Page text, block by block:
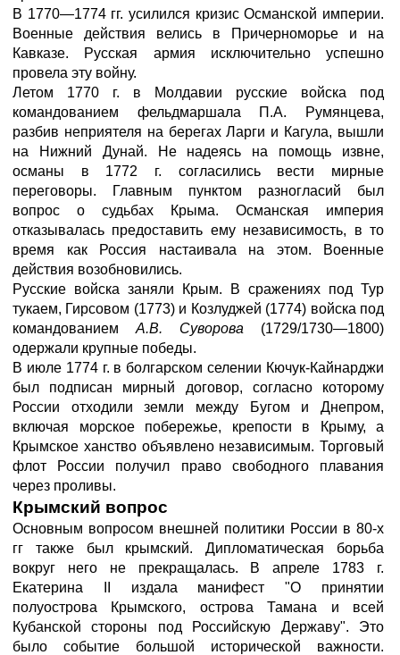
В 1770—1774 гг. усилился кризис Османской империи.
Военные действия велись в Причерноморье и на
Кавказе. Русская армия исключительно успешно
провела эту войну.
Летом 1770 г. в Молдавии русские войска под
командованием фельдмаршала П.А. Румянцева,
разбив неприятеля на берегах Ларги и Кагула, вышли
на Нижний Дунай. Не надеясь на помощь извне,
османы в 1772 г. согласились вести мирные
переговоры. Главным пунктом разногласий был
вопрос о судьбах Крыма. Османская империя
отказывалась предоставить ему независимость, в то
время как Россия настаивала на этом. Военные
действия возобновились.
Русские войска заняли Крым. В сражениях под Тур
тукаем, Гирсовом (1773) и Козлуджей (1774) войска под
командованием А.В. Суворова (1729/1730—1800)
одержали крупные победы.
В июле 1774 г. в болгарском селении Кючук-Кайнарджи
был подписан мирный договор, согласно которому
России отходили земли между Бугом и Днепром,
включая морское побережье, крепости в Крыму, а
Крымское ханство объявлено независимым. Торговый
флот России получил право свободного плавания
через проливы.
Крымский вопрос
Основным вопросом внешней политики России в 80-х
гг также был крымский. Дипломатическая борьба
вокруг него не прекращалась. В апреле 1783 г.
Екатерина II издала манифест "О принятии
полуострова Крымского, острова Тамана и всей
Кубанской стороны под Российскую Державу". Это
было событие большой исторической важности.